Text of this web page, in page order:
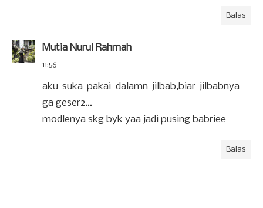
Balas
Mutia Nurul Rahmah
11:56
aku suka pakai dalamn jilbab,biar jilbabnya
ga geser2...
modlenya skg byk yaa jadi pusing babriee
Balas